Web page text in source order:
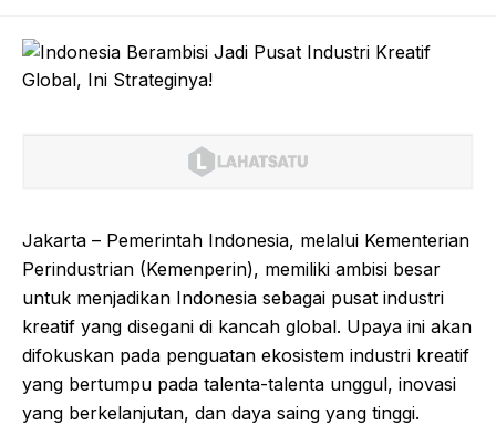
Jakarta – Pemerintah Indonesia, melalui Kementerian
Perindustrian (Kemenperin), memiliki ambisi besar
untuk menjadikan Indonesia sebagai pusat industri
kreatif yang disegani di kancah global. Upaya ini akan
difokuskan pada penguatan ekosistem industri kreatif
yang bertumpu pada talenta-talenta unggul, inovasi
yang berkelanjutan, dan daya saing yang tinggi.